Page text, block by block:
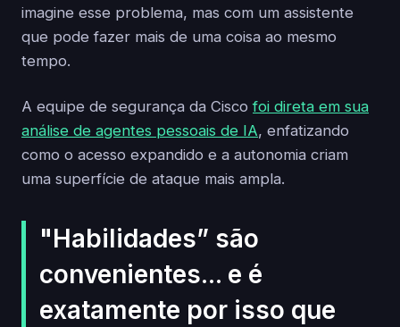
imagine esse problema, mas com um assistente
que pode fazer mais de uma coisa ao mesmo
tempo.
A equipe de segurança da Ciscofoi direta em sua
análise de agentes pessoais de IA, enfatizando
como o acesso expandido e a autonomia criam
uma superfície de ataque mais ampla.
"Habilidades” são
convenientes... e é
exatamente por isso que